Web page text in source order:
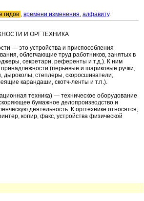
гидов , времени изменения, алфавиту.
И ОРГТЕХНИКА
— это устройства и приспособления
облегчающие труд работников, занятых в
секретари, референты и т.д.). К ним
принадлежности (перьевые и шариковые ручки,
степлеры, скоросшиватели,
карандаши, скотч-ленты и т.п.).
техника) — техническое оборудование
бумажное делопроизводство и
деятельность. К оргтехнике относятся,
копир, факс, устройства физической